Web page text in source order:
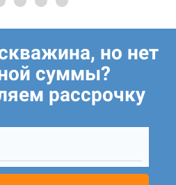
но нет
суммы?
рассрочку